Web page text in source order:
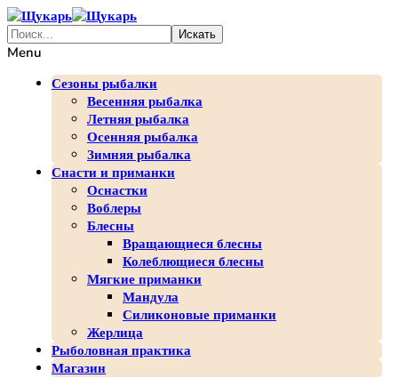
Menu
Сезоны рыбалки
Весенняя рыбалка
Летняя рыбалка
Осенняя рыбалка
Зимняя рыбалка
Снасти и приманки
Оснастки
Воблеры
Блесны
Вращающиеся блесны
Колеблющиеся блесны
Мягкие приманки
Мандула
Силиконовые приманки
Жерлица
Рыболовная практика
Магазин